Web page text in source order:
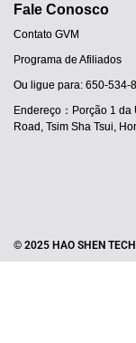
Fale Conosco
Contato GVM
Programa de Afiliados
Ou ligue para: 650-534-
Endereço：Porção 1 da
Road, Tsim Sha Tsui,
© 2025 HAO SHEN